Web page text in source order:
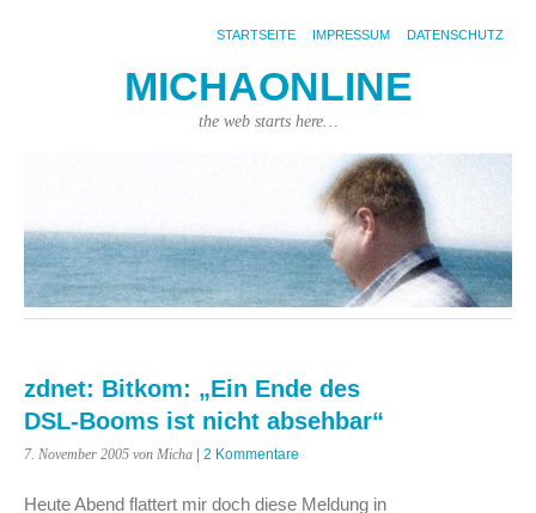
STARTSEITE IMPRESSUM DATENSCHUTZ
MICHAONLINE
the web starts here…
zdnet: Bitkom: „Ein Ende des
DSL-Booms ist nicht absehbar“
7. November 2005 von Micha | 2 Kommentare
Heute Abend flattert mir doch diese Meldung in